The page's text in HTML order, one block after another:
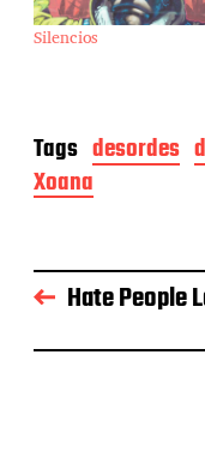
Silencios
Tags desordes
Xoana
Hate People